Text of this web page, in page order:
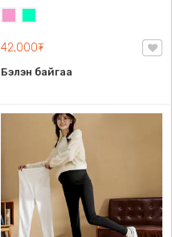
жинд таарна
42,000₮
Бэлэн байгаа